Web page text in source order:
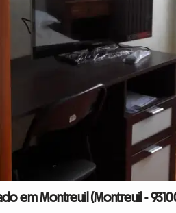
em Montreuil (Montreuil -